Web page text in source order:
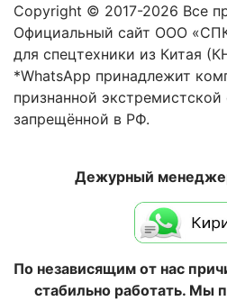
Copyright © 2017-2026 Все
Официальный сайт ООО
для спецтехники из Китая
*WhatsApp принадлежит
признанной экстремистской
запрещённой в РФ.
Дежурный
По независящим от нас
стабильно работать. Мы